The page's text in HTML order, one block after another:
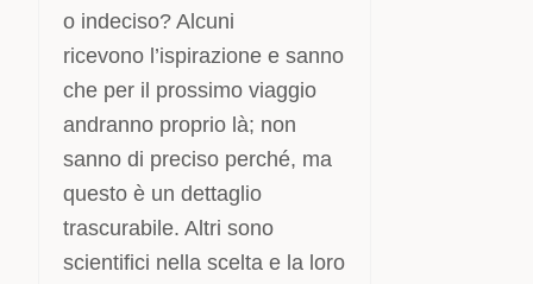
o indeciso? Alcuni
ricevono l’ispirazione e sanno
che per il prossimo viaggio
andranno proprio là; non
sanno di preciso perché, ma
questo è un dettaglio
trascurabile. Altri sono
scientifici nella scelta e la loro